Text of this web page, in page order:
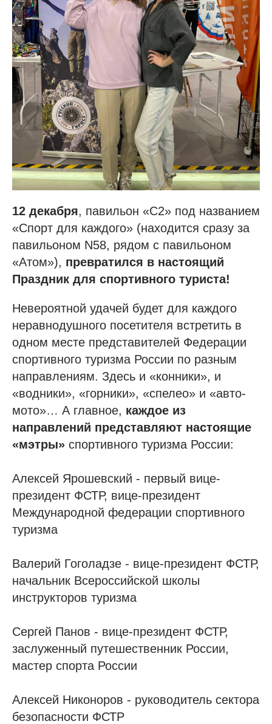
12 декабря, павильон «С2» под названием
«Спорт для каждого» (находится сразу за
павильоном N58, рядом с павильоном
«Атом»), превратился в настоящий
Праздник для спортивного туриста!
Невероятной удачей будет для каждого
неравнодушного посетителя встретить в
одном месте представителей Федерации
спортивного туризма России по разным
направлениям. Здесь и «конники», и
«водники», «горники», «спелео» и «авто-
мото»… А главное, каждое из
направлений представляют настоящие
«мэтры» спортивного туризма России:
Алексей Ярошевский - первый вице-
президент ФСТР, вице-президент
Международной федерации спортивного
туризма
Валерий Гоголадзе - вице-президент ФСТР,
начальник Всероссийской школы
инструкторов туризма
Сергей Панов - вице-президент ФСТР,
заслуженный путешественник России,
мастер спорта России
Алексей Никоноров - руководитель сектора
безопасности ФСТР